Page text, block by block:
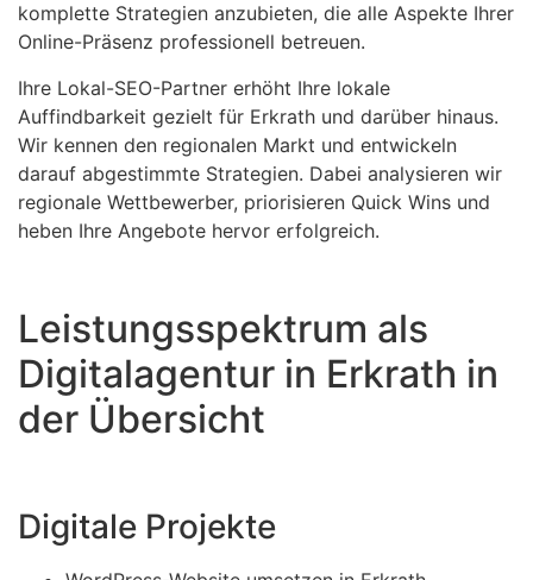
komplette Strategien anzubieten, die alle Aspekte Ihrer
Online-Präsenz professionell betreuen.
Ihre Lokal-SEO-Partner erhöht Ihre lokale
Auffindbarkeit gezielt für Erkrath und darüber hinaus.
Wir kennen den regionalen Markt und entwickeln
darauf abgestimmte Strategien. Dabei analysieren wir
regionale Wettbewerber, priorisieren Quick Wins und
heben Ihre Angebote hervor erfolgreich.
Leistungsspektrum als
Digitalagentur in Erkrath in
der Übersicht
Digitale Projekte